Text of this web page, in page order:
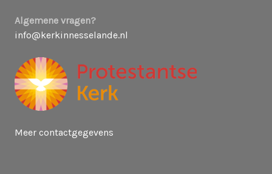
Algemene vragen?
info@kerkinnesselande.nl
Meer contactgegevens